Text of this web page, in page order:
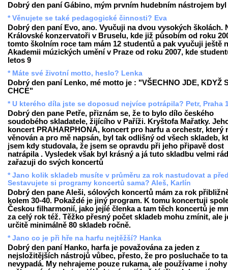
Dobrý den paní Gábino, mým prvním hudebním nástrojem byl
* Věnujete se také pedagogické činnosti? Eva
Dobrý den paní Evo, ano. Vyučuji na dvou vysokých školách.
Královské konzervatoři v Bruselu, kde již působím od roku
tomto školním roce tam mám 12 studentů a pak vyučuji ještě
Akademii múzických umění v Praze od roku 2007, kde
letos 9
* Máte své životní motto, heslo? Lenka
Dobrý den paní Lenko, mé motto je : "VŠECHNO JDE, KDYŽ
CHCE"
* U kterého díla jste se doposud nejvíce potrápila? Petr, Praha
Dobrý den pane Petře, přiznám se, že to bylo dílo českého
soudobého skladatele, žijícího v Paříži. Kryštofa Mařatky.
koncert PRAHARPHONA, koncert pro harfu a orchestr, který
věnován a pro mě napsán, byl tak odlišný od všech skladeb,
jsem kdy studovala, že jsem se opravdu při jeho připavě dost
natrápila . Vysledek však byl krásný a já tuto skladbu velmi
zařazuji do svých koncertů
* Jano kolik skladeb musíte v průměru za rok nastudovat a
Sestavujete si programy koncertů sama? Aleš, Karlín
Dobrý den pane Aleši, sólových koncertů mám za rok
kolem 30-40. Pokaždé je jiný program. K tomu koncertuji
Českou filharmonií, jako jejíé členka a tam těch koncertů je
za celý rok též. Těžko přesný počet skladeb mohu zmínit, ale
určitě minimálně 80 skladeb ročně.
* Jano co je při hře na harfu nejtěžší? Hanka
Dobrý den paní Hanko, harfa je považována za jeden z
nejsložitějších nástrojů vůbec, přesto, že pro posluchače to
nevypadá. My nehrajeme pouze rukama, ale používame i